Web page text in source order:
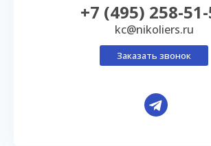
+7 (495) 258-51-
kc@nikoliers.ru
Заказать звонок